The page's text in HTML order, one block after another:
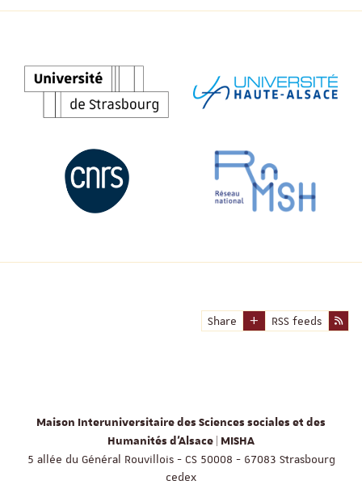
Share RSS feeds
Maison Interuniversitaire des Sciences sociales et des
Humanités d'Alsace | MISHA
5 allée du Général Rouvillois - CS 50008 - 67083 Strasbourg
cedex